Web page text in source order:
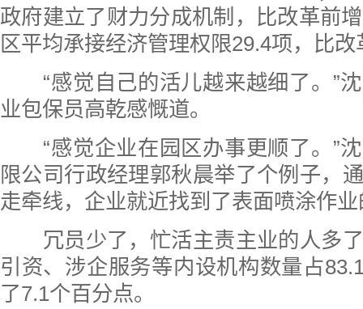
政府建立了财力分成机制，比改革前
区平均承接经济管理权限29.4项，比
“感觉自己的活儿越来越细了。”沈
业包保员高乾感慨道。
“感觉企业在园区办事更顺了。”沈
限公司行政经理郭秋晨举了个例子，
走牵线，企业就近找到了表面喷涂作
冗员少了，忙活主责主业的人多了
引资、涉企服务等内设机构数量占
了7.1个百分点。